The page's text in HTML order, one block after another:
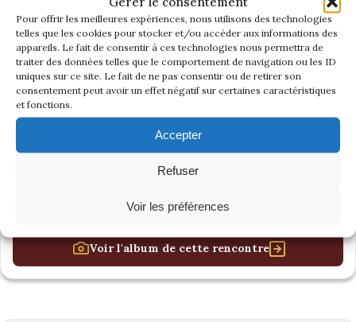
Pour offrir les meilleures expériences, nous utilisons des technologies
telles que les cookies pour stocker et/ou accéder aux informations des
appareils. Le fait de consentir à ces technologies nous permettra de
traiter des données telles que le comportement de navigation ou les ID
uniques sur ce site. Le fait de ne pas consentir ou de retirer son
consentement peut avoir un effet négatif sur certaines caractéristiques
et fonctions.
Accepter
Refuser
Voir les préférences
Voir l'album de cette rencontre